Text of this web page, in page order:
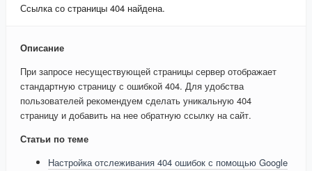
Ссылка со страницы 404 найдена.
Описание
При запросе несуществующей страницы сервер отображает
стандартную страницу с ошибкой 404. Для удобства
пользователей рекомендуем сделать уникальную 404
страницу и добавить на нее обратную ссылку на сайт.
Статьи по теме
Настройка отслеживания 404 ошибок с помощью Google